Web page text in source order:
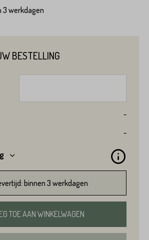
3 werkdagen
BESTELLING
-
-
binnen 3 werkdagen
TOE AAN WINKELWAGEN